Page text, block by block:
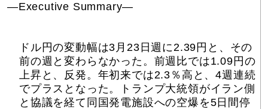
―Executive Summary―
ドル円の変動幅は3月23日週に2.39円と、その
前の週と変わらなかった。前週比では1.09円の
上昇と、反発。年初来では2.3％高と、4週連続
でプラスとなった。トランプ大統領がイラン側
と協議を経て同国発電施設への空爆を5日間停